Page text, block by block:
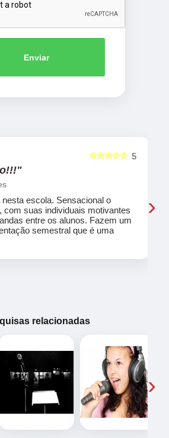
Enviar
5
☆☆☆☆☆
nesta escola. Sensacional o
com suas individuais motivantes
entre os alunos. Fazem um
semestral que é uma
›
relacionadas
›